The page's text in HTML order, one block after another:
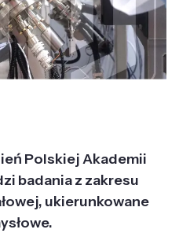
Polskiej Akademii
badania z zakresu
ukierunkowane